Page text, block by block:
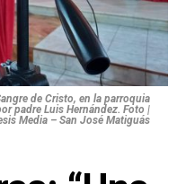
de Cristo, en la parroquia
padre Luis Hernández. Foto |
Media – San José Matiguás